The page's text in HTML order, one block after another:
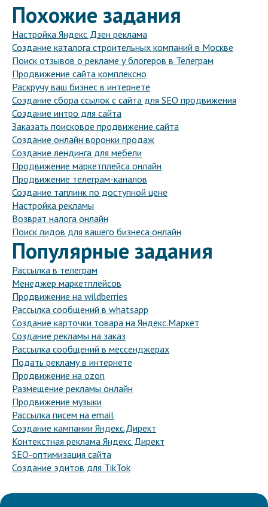
Похожие задания
Настройка Яндекс Дзен реклама
Создание каталога строительных компаний в Москве
Поиск отзывов о рекламе у блогеров в Телеграм
Продвижение сайта комплексно
Раскручу ваш бизнес в интернете
Создание сбора ссылок с сайта для SEO продвижения
Создание интро для сайта
Заказать поисковое продвижение сайта
Создание онлайн воронки продаж
Создание лендинга для мебели
Продвижение маркетплейса онлайн
Продвижение телеграм-каналов
Создание таплинк по доступной цене
Настройка рекламы
Возврат налога онлайн
Поиск лидов для вашего бизнеса онлайн
Популярные задания
Рассылка в телеграм
Менеджер маркетплейсов
Продвижение на wildberries
Рассылка сообщений в whatsapp
Создание карточки товара на Яндекс.Маркет
Создание рекламы на заказ
Рассылка сообщений в мессенджерах
Подать рекламу в интернете
Продвижение на ozon
Размещение рекламы онлайн
Продвижение музыки
Рассылка писем на email
Создание кампании Яндекс.Директ
Контекстная реклама Яндекс Директ
SEO-оптимизация сайта
Создание эдитов для TikTok